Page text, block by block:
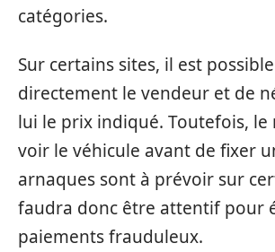
catégories.
Sur certains sites, il est
directement le vendeur et de
lui le prix indiqué. Toutefois, le
voir le véhicule avant de fixer
arnaques sont à prévoir sur
faudra donc être attentif pour
paiements frauduleux.